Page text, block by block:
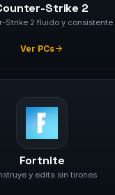
Strike 2
Strike 2 fluido y consistente
Ver PCs
Fortnite
y edita sin tirones